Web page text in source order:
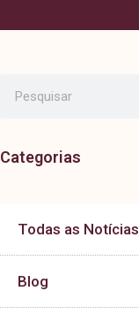
Categorias
Todas as Notícias
Blog